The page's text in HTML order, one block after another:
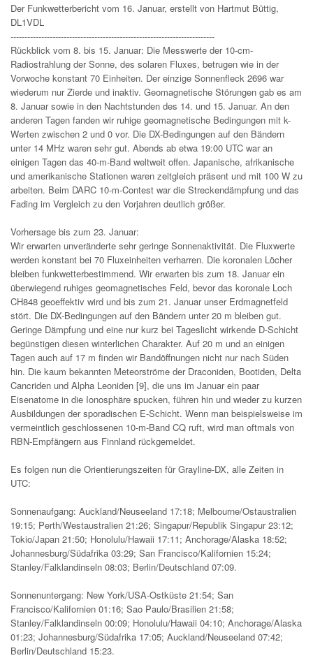
Der Funkwetterbericht vom 16. Januar, erstellt von Hartmut Büttig,
DL1VDL
-------------------------------------------------------------------------
Rückblick vom 8. bis 15. Januar: Die Messwerte der 10-cm-
Radiostrahlung der Sonne, des solaren Fluxes, betrugen wie in der
Vorwoche konstant 70 Einheiten. Der einzige Sonnenfleck 2696 war
wiederum nur Zierde und inaktiv. Geomagnetische Störungen gab es am
8. Januar sowie in den Nachtstunden des 14. und 15. Januar. An den
anderen Tagen fanden wir ruhige geomagnetische Bedingungen mit k-
Werten zwischen 2 und 0 vor. Die DX-Bedingungen auf den Bändern
unter 14 MHz waren sehr gut. Abends ab etwa 19:00 UTC war an
einigen Tagen das 40-m-Band weltweit offen. Japanische, afrikanische
und amerikanische Stationen waren zeitgleich präsent und mit 100 W zu
arbeiten. Beim DARC 10-m-Contest war die Streckendämpfung und das
Fading im Vergleich zu den Vorjahren deutlich größer.
Vorhersage bis zum 23. Januar:
Wir erwarten unveränderte sehr geringe Sonnenaktivität. Die Fluxwerte
werden konstant bei 70 Fluxeinheiten verharren. Die koronalen Löcher
bleiben funkwetterbestimmend. Wir erwarten bis zum 18. Januar ein
überwiegend ruhiges geomagnetisches Feld, bevor das koronale Loch
CH848 geoeffektiv wird und bis zum 21. Januar unser Erdmagnetfeld
stört. Die DX-Bedingungen auf den Bändern unter 20 m bleiben gut.
Geringe Dämpfung und eine nur kurz bei Tageslicht wirkende D-Schicht
begünstigen diesen winterlichen Charakter. Auf 20 m und an einigen
Tagen auch auf 17 m finden wir Bandöffnungen nicht nur nach Süden
hin. Die kaum bekannten Meteorströme der Draconiden, Bootiden, Delta
Cancriden und Alpha Leoniden [9], die uns im Januar ein paar
Eisenatome in die Ionosphäre spucken, führen hin und wieder zu kurzen
Ausbildungen der sporadischen E-Schicht. Wenn man beispielsweise im
vermeintlich geschlossenen 10-m-Band CQ ruft, wird man oftmals von
RBN-Empfängern aus Finnland rückgemeldet.
Es folgen nun die Orientierungszeiten für Grayline-DX, alle Zeiten in
UTC:
Sonnenaufgang: Auckland/Neuseeland 17:18; Melbourne/Ostaustralien
19:15; Perth/Westaustralien 21:26; Singapur/Republik Singapur 23:12;
Tokio/Japan 21:50; Honolulu/Hawaii 17:11; Anchorage/Alaska 18:52;
Johannesburg/Südafrika 03:29; San Francisco/Kalifornien 15:24;
Stanley/Falklandinseln 08:03; Berlin/Deutschland 07:09.
Sonnenuntergang: New York/USA-Ostküste 21:54; San
Francisco/Kalifornien 01:16; Sao Paulo/Brasilien 21:58;
Stanley/Falklandinseln 00:09; Honolulu/Hawaii 04:10; Anchorage/Alaska
01:23; Johannesburg/Südafrika 17:05; Auckland/Neuseeland 07:42;
Berlin/Deutschland 15:23.